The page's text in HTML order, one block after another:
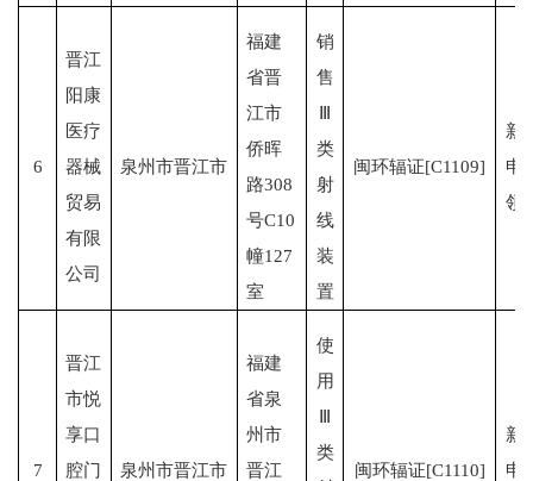
6
晋江
阳康
医疗
器械
贸易
有限
公司
泉州市晋江市
福建
省晋
江市
侨晖
路308
号C10
幢127
室
销
售
Ⅲ
类
射
线
装
置
闽环辐证[C1109]
新
申
领
7
晋江
市悦
享口
腔门
泉州市晋江市
福建
省泉
州市
晋江
使
用
Ⅲ
类
闽环辐证[C1110]
新
申